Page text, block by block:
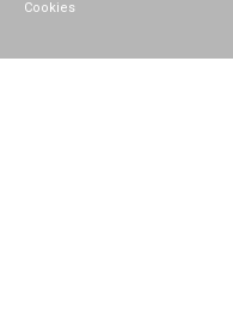
Cookies